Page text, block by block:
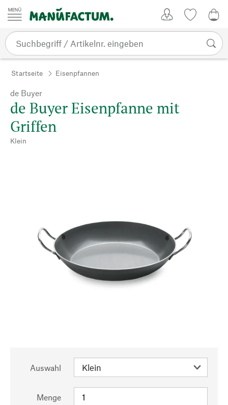
Zum Inhalt springen
Startseite Eisenpfannen
de Buyer
de Buyer Eisenpfanne mit
Griffen
Klein
Auswahl
Menge